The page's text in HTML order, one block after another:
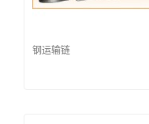
钢运输链